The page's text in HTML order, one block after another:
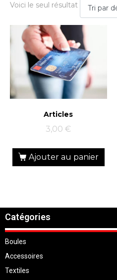
Voici le seul résultat
Articles
3,00€
Ajouter au panier
Catégories
Boules
Accessoires
Textiles